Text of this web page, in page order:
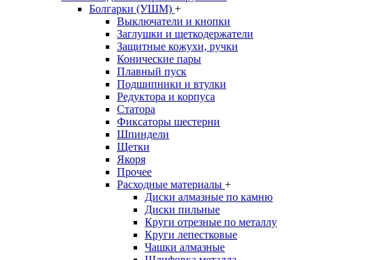
Болгарки (УШМ) +
Выключатели и кнопки
Заглушки и щеткодержатели
Защитные кожухи, ручки
Конические пары
Плавный пуск
Подшипники и втулки
Редуктора и корпуса
Статора
Фиксаторы шестерни
Шпиндели
Щетки
Якоря
Прочее
Расходные материалы +
Диски алмазные по камню
Диски пильные
Круги отрезные по металлу
Круги лепестковые
Чашки алмазные